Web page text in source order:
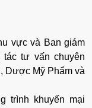
vực và Ban giám
tác tư vấn chuyên
Dược Mỹ Phẩm và
trình khuyến mại